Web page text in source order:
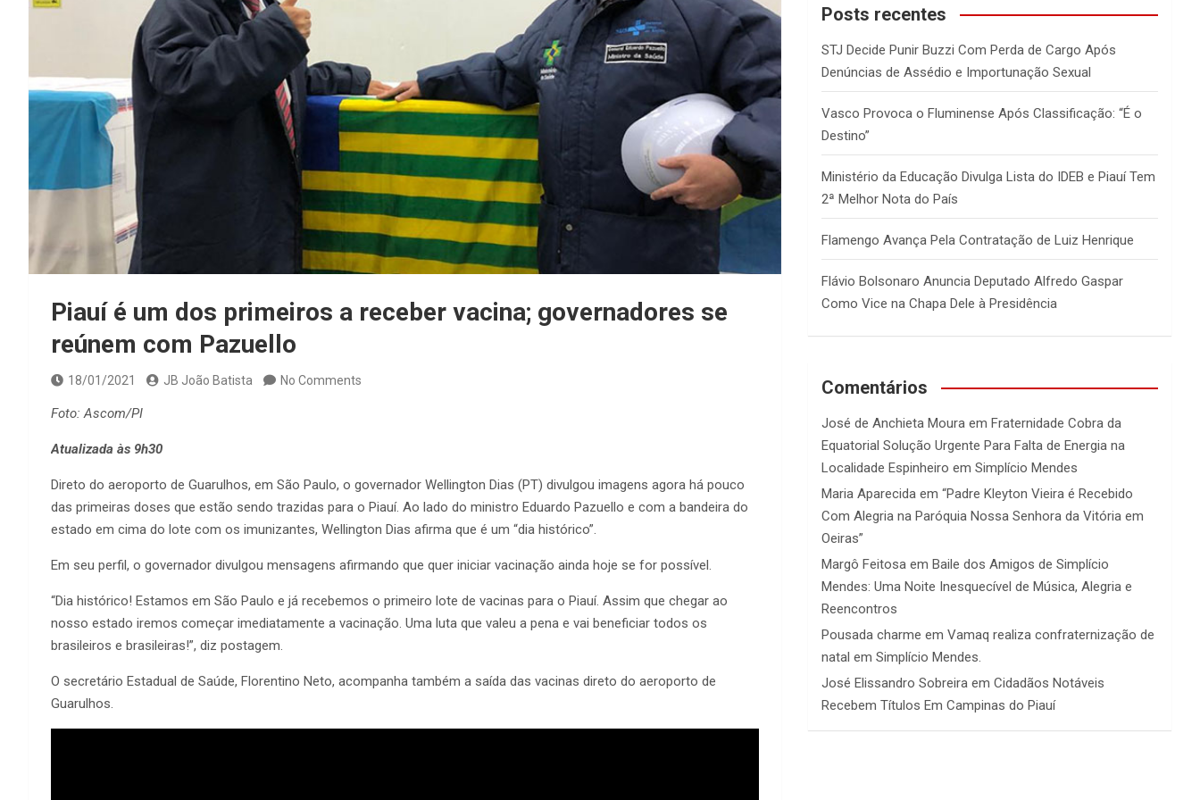
Piauí é um dos primeiros a receber vacina; governadores se
reúnem com Pazuello
18/01/2021 JB João Batista No Comments
Foto: Ascom/PI
Atualizada às 9h30
Direto do aeroporto de Guarulhos, em São Paulo, o governador Wellington Dias (PT) divulgou imagens agora há pouco
das primeiras doses que estão sendo trazidas para o Piauí. Ao lado do ministro Eduardo Pazuello e com a bandeira do
estado em cima do lote com os imunizantes, Wellington Dias afirma que é um “dia histórico”.
Em seu perfil, o governador divulgou mensagens afirmando que quer iniciar vacinação ainda hoje se for possível.
“Dia histórico! Estamos em São Paulo e já recebemos o primeiro lote de vacinas para o Piauí. Assim que chegar ao
nosso estado iremos começar imediatamente a vacinação. Uma luta que valeu a pena e vai beneficiar todos os
brasileiros e brasileiras!”, diz postagem.
O secretário Estadual de Saúde, Florentino Neto, acompanha também a saída das vacinas direto do aeroporto de
Guarulhos.
c
Posts recentes
STJ Decide Punir Buzzi Com Perda de Cargo Após
Denúncias de Assédio e Importunação Sexual
Vasco Provoca o Fluminense Após Classificação: “É o
Destino”
Ministério da Educação Divulga Lista do IDEB e Piauí Tem
2ª Melhor Nota do País
Flamengo Avança Pela Contratação de Luiz Henrique
Flávio Bolsonaro Anuncia Deputado Alfredo Gaspar
Como Vice na Chapa Dele à Presidência
Comentários
José de Anchieta Moura emFraternidade Cobra da
Equatorial Solução Urgente Para Falta de Energia na
Localidade Espinheiro em Simplício Mendes
Maria Aparecida em“Padre Kleyton Vieira é Recebido
Com Alegria na Paróquia Nossa Senhora da Vitória em
Oeiras”
Margô Feitosa emBaile dos Amigos de Simplício
Mendes: Uma Noite Inesquecível de Música, Alegria e
Reencontros
Pousada charme emVamaq realiza confraternização de
natal em Simplício Mendes.
José Elissandro Sobreira emCidadãos Notáveis
Recebem Títulos Em Campinas do Piauí